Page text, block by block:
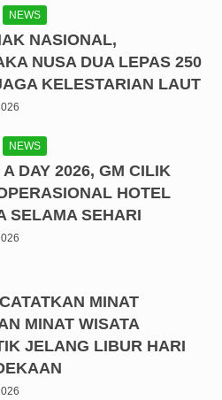
NEWS
NASIONAL,
NUSA DUA LEPAS 250
KELESTARIAN LAUT
NEWS
DAY 2026, GM CILIK
HOTEL
SELAMA SEHARI
MINAT
MINAT WISATA
JELANG LIBUR HARI